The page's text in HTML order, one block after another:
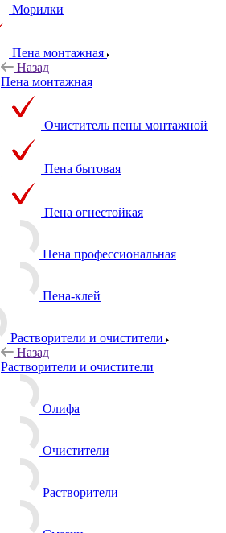
Морилки
Пена монтажная
Назад
Пена монтажная
Очиститель пены монтажной
Пена бытовая
Пена огнестойкая
Пена профессиональная
Растворители и очистители
Назад
Растворители и очистители